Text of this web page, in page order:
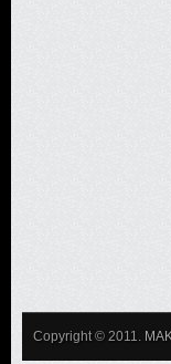
Copyright © 2011.